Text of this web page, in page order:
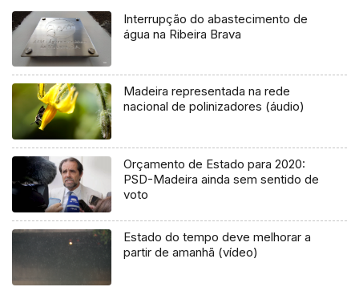
Interrupção do abastecimento de
água na Ribeira Brava
Madeira representada na rede
nacional de polinizadores (áudio)
Orçamento de Estado para 2020:
PSD-Madeira ainda sem sentido de
voto
Estado do tempo deve melhorar a
partir de amanhã (vídeo)